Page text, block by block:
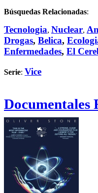
Búsquedas Relacionadas:
Tecnologia, Nuclear,
Drogas, Belica,
Enfermedades, El
Serie: Vice
Documentales